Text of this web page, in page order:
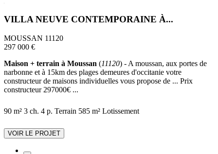
VILLA NEUVE CONTEMPORAINE À...
MOUSSAN 11120
297 000 €
Maison + terrain à Moussan (11120) - A moussan, aux portes de
narbonne et à 15km des plages demeures d'occitanie votre
constructeur de maisons individuelles vous propose de ... Prix
constructeur 297000€ ...
90 m² 3 ch. 4 p. Terrain 585 m² Lotissement
VOIR LE PROJET